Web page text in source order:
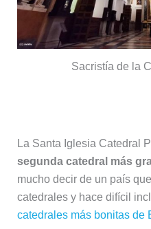
Sacristía de la
La Santa Iglesia Catedral
segunda catedral más
mucho decir de un país
catedrales y hace difícil
catedrales más bonitas de